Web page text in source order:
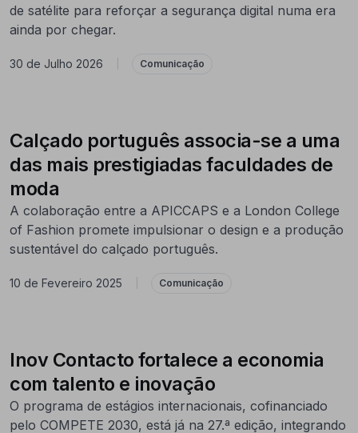
de satélite para reforçar a segurança digital numa era
ainda por chegar.
30 de Julho 2026 Comunicação
Calçado português associa-se a uma
das mais prestigiadas faculdades de
moda
A colaboração entre a APICCAPS e a London College
of Fashion promete impulsionar o design e a produção
sustentável do calçado português.
10 de Fevereiro 2025 Comunicação
Inov Contacto fortalece a economia
com talento e inovação
O programa de estágios internacionais, cofinanciado
pelo COMPETE 2030, está já na 27.ª edição, integrando